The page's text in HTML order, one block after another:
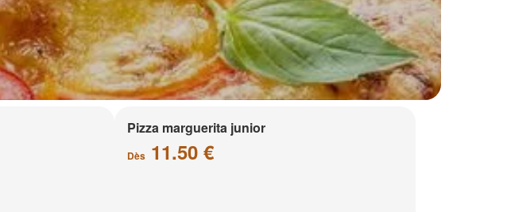
Pizza marguerita junior
Dès 11.50 €